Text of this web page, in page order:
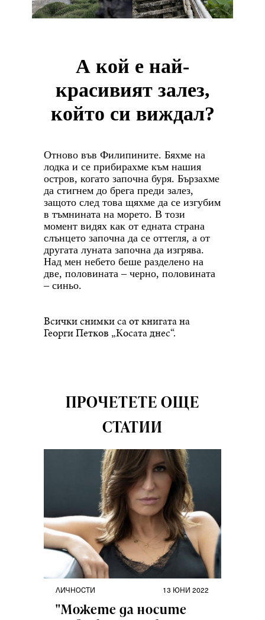
А кой е най-
красивият залез,
който си виждал?
Отново във Филипините. Бяхме на
лодка и се прибирахме към нашия
остров, когато започна буря. Бързахме
да стигнем до брега преди залез,
защото след това щяхме да се изгубим
в тъмнината на морето. В този
момент видях как от едната страна
слънцето започна да се оттегля, а от
другата луната започна да изгрява.
Над мен небето беше разделено на
две, половината – черно, половината
– синьо.
Всички снимки са от книгата на
Георги Петков „Косата днес“.
ПРОЧЕТЕТЕ ОЩЕ
СТАТИИ
ЛИЧНОСТИ 13 ЮНИ 2022
"Можете да носите